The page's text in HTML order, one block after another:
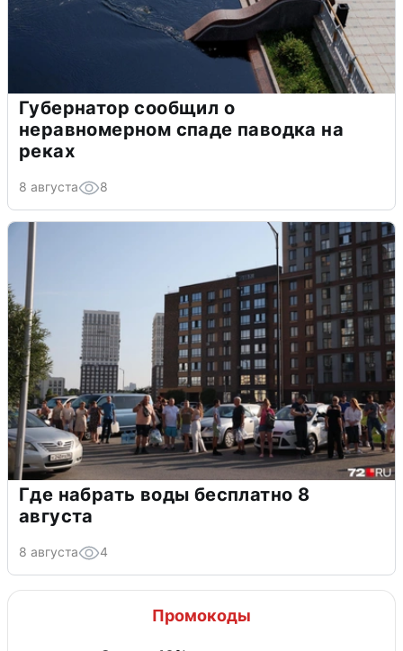
Губернатор сообщил о
неравномерном спаде паводка на
реках
8 августа 8
Где набрать воды бесплатно 8
августа
8 августа 4
Промокоды